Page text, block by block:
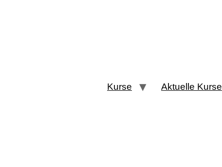
Kurse Aktuelle Kurse